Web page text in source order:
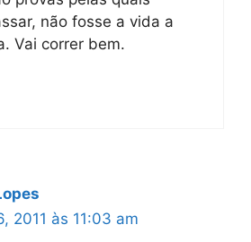
não fosse a vida a
Vai correr bem.
2011 às 11:03 am